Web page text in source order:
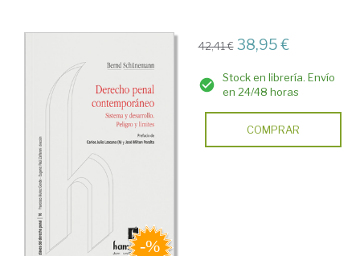
42,41 € 38,95 €
Stock en librería. Envío
en 24/48 horas
COMPRAR